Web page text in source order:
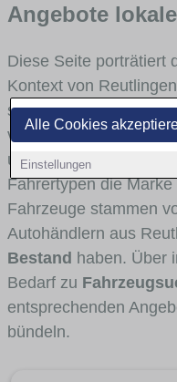
Alle Cookies
Einstellungen
Angebote
Diese Seite porträtiert
Kontext von
skizzieren, in welchen
vertreten ist, welche
und Umlandverkehr
Fahrertypen die
Fahrzeuge stammen
Autohändlern aus
Bestand haben. Über
Bedarf zu
entsprechenden
bündeln.